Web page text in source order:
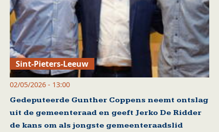
Sint-Pieters-Leeuw
02/05/2026 - 13:00
Gedeputeerde Gunther Coppens neemt ontslag
uit de gemeenteraad en geeft Jerko De Ridder
de kans om als jongste gemeenteraadslid